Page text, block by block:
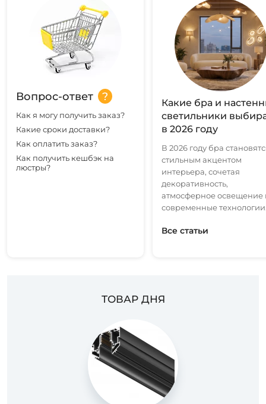
Вопрос-ответ
Как я могу получить заказ?
Какие сроки доставки?
Как оплатить заказ?
Как получить кешбэк на
люстры?
Какие бра и
светильники
в 2026 году
В 2026 году бра
стильным акцентом
интерьера, сочетая
декоративность,
атмосферное освещение
современные
Все статьи
ТОВАР ДНЯ